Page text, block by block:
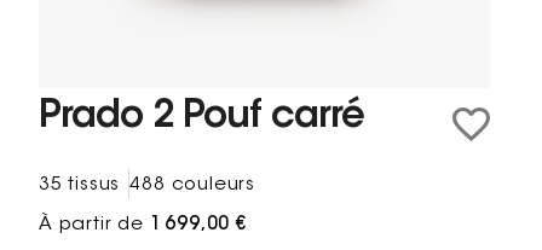
Prado 2 Pouf carré
35 tissus 488 couleurs
À partir de 1 699,00 €